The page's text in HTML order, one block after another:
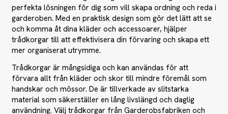
perfekta lösningen för dig som vill skapa ordning och reda i
garderoben. Med en praktisk design som gör det lätt att se
och komma åt dina kläder och accessoarer, hjälper
trådkorgar till att effektivisera din förvaring och skapa ett
mer organiserat utrymme.
Trådkorgar är mångsidiga och kan användas för att
förvara allt från kläder och skor till mindre föremål som
handskar och mössor. De är tillverkade av slitstarka
material som säkerställer en lång livslängd och daglig
användning. Välj trådkorgar från Garderobsfabriken och